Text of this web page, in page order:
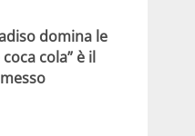
domina le
cola” è il